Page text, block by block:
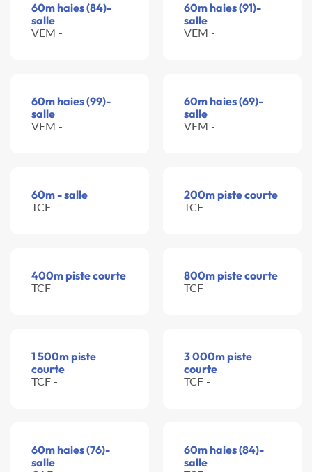
60m haies (84)-
salle
VEM -
60m haies (91)-
salle
VEM -
60m haies (99)-
salle
VEM -
60m haies (69)-
salle
VEM -
60m - salle
TCF -
200m piste courte
TCF -
400m piste courte
TCF -
800m piste courte
TCF -
1 500m piste
courte
TCF -
3 000m piste
courte
TCF -
60m haies (76)-
salle
60m haies (84)-
salle